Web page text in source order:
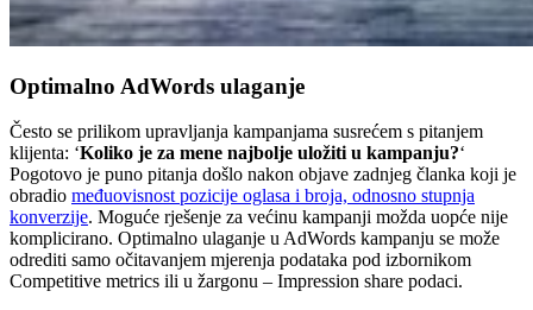
Optimalno AdWords ulaganje
Često se prilikom upravljanja kampanjama susrećem s pitanjem
klijenta: ‘Koliko je za mene najbolje uložiti u kampanju?‘
Pogotovo je puno pitanja došlo nakon objave zadnjeg članka koji je
obradio međuovisnost pozicije oglasa i broja, odnosno stupnja
konverzije. Moguće rješenje za većinu kampanji možda uopće nije
komplicirano. Optimalno ulaganje u AdWords kampanju se može
odrediti samo očitavanjem mjerenja podataka pod izbornikom
Competitive metrics ili u žargonu – Impression share podaci.